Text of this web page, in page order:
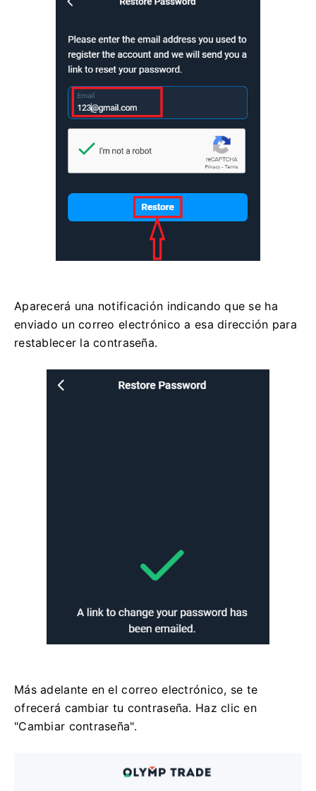
Aparecerá una notificación indicando que se ha
enviado un correo electrónico a esa dirección para
restablecer la contraseña.
Más adelante en el correo electrónico, se te
ofrecerá cambiar tu contraseña. Haz clic en
"Cambiar contraseña".